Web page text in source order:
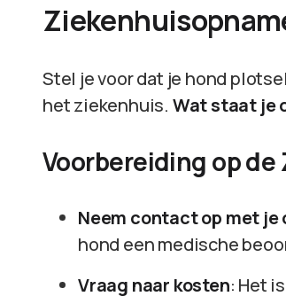
Stel je voor dat je hond
het ziekenhuis. Wat staat je
Voorbereiding op
Neem contact op met
hond een medische
Vraag naar kosten: Het